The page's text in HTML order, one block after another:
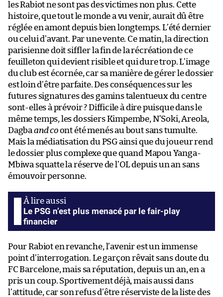
les Rabiot ne sont pas des victimes non plus. Cette
histoire, que tout le monde a vu venir, aurait dû être
réglée en amont depuis bien longtemps. L’été dernier
ou celui d’avant. Par une vente. Ce matin, la direction
parisienne doit siffler la fin de la récréation de ce
feuilleton qui devient risible et qui dure trop. L’image
du club est écornée, car sa manière de gérer le dossier
est loin d’être parfaite. Des conséquences sur les
futures signatures des gamins talentueux du centre
sont-elles à prévoir ? Difficile à dire puisque dans le
même temps, les dossiers Kimpembe, N’Soki, Areola,
Dagbaand coont été menés au bout sans tumulte.
Mais la médiatisation du PSG ainsi que du joueur rend
le dossier plus complexe que quand Mapou Yanga-
Mbiwa squatte la réserve de l’OL depuis un an sans
émouvoir personne.
Le PSG n’est plus menacé par le fair-play
financier
Pour Rabiot en revanche, l’avenir est un immense
point d’interrogation. Le garçon rêvait sans doute du
FC Barcelone, mais sa réputation, depuis un an, en a
pris un coup. Sportivement déjà, mais aussi dans
l’attitude, car son refus d’être réserviste de la liste des